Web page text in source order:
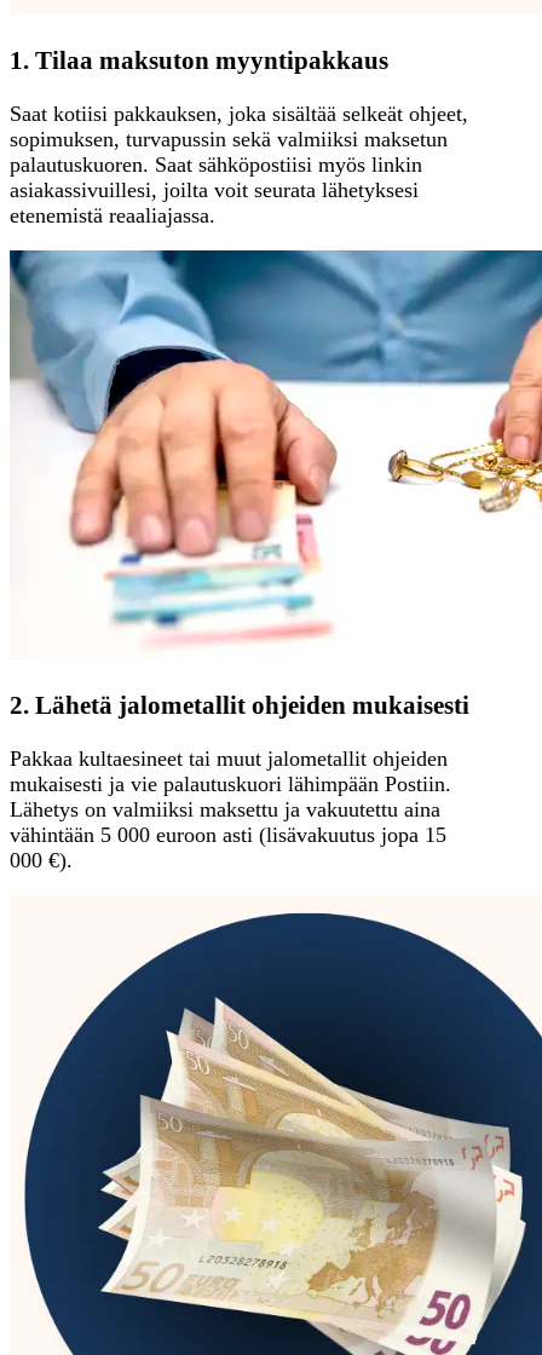
1. Tilaa maksuton myyntipakkaus
Saat kotiisi pakkauksen, joka sisältää selkeät ohjeet,
sopimuksen, turvapussin sekä valmiiksi maksetun
palautuskuoren. Saat sähköpostiisi myös linkin
asiakassivuillesi, joilta voit seurata lähetyksesi
etenemistä reaaliajassa.
2. Lähetä jalometallit ohjeiden mukaisesti
Pakkaa kultaesineet tai muut jalometallit ohjeiden
mukaisesti ja vie palautuskuori lähimpään Postiin.
Lähetys on valmiiksi maksettu ja vakuutettu aina
vähintään 5 000 euroon asti (lisävakuutus jopa 15
000 €).